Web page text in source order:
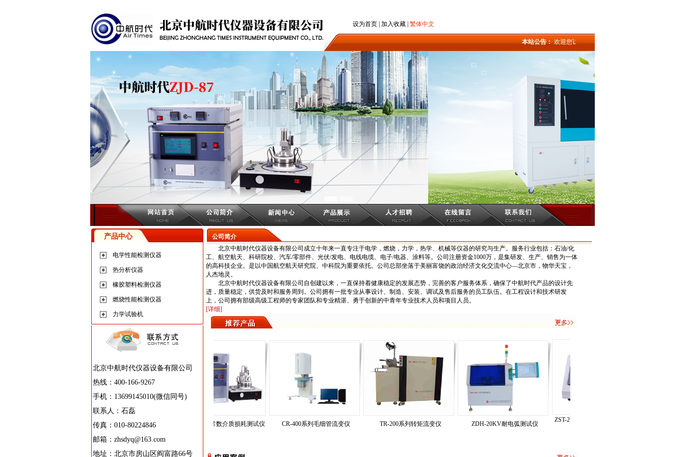
设为首页 加入收藏 繁体中文
本站公告： 欢迎您访问本公司网站.本公司致力于仪器的研发
产品中心
电学性能检测仪器
热分析仪器
橡胶塑料检测仪器
燃烧性能检测仪器
力学试验机
北京中航时代仪器设备有限公司
热线：400-166-9267
手机：13699145010(微信同号)
联系人：石磊
传真：010-80224846
邮箱： zhsdyq@163.com
地址：北京市房山区阎富路66号
公司简介
北京中航时代仪器设备有限公司成立十年来一直专注于电学，燃烧，力学，热学、机械等仪器的研究与生产。服务行业包括：石油/化
工、航空航天、科研院校、汽车/零部件、光伏/发电、电线电缆、电子/电器、涂料等。公司注册资金1000万，是集研发、生产、销售为一体
的高科技企业。是以中国航空航天研究院、中科院为重要依托。公司总部坐落于美丽富饶的政治经济文化交流中心—北京市，物华天宝，
人杰地灵。
北京中航时代仪器设备有限公司自创建以来，一直保持着健康稳定的发展态势，完善的客户服务体系，确保了中航时代产品的设计先
进，质量稳定，供货及时和服务周到。公司拥有一批专业从事设计、制造、安装、调试及售后服务的员工队伍。在工程设计和技术研发
上，公司拥有部级高级工程师的专家团队和专业精湛、勇于创新的中青年专业技术人员和项目人员。
[详细]
ZJC系列微机控制电压击穿试验仪 ZJD-87介电常数介质损耗测试仪 CR-400系列毛细管流变仪 TR-200系列转矩流变仪 ZDH-20KV耐电弧测试仪
ZST-212全自动体积表面电阻率测